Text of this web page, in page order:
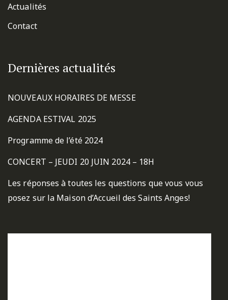
Actualités
Contact
Dernières actualités
NOUVEAUX HORAIRES DE MESSE
AGENDA ESTIVAL 2025
Programme de l’été 2024
CONCERT – JEUDI 20 JUIN 2024 – 18H
Les réponses à toutes les questions que vous vous
posez sur la Maison d’Accueil des Saints Anges!